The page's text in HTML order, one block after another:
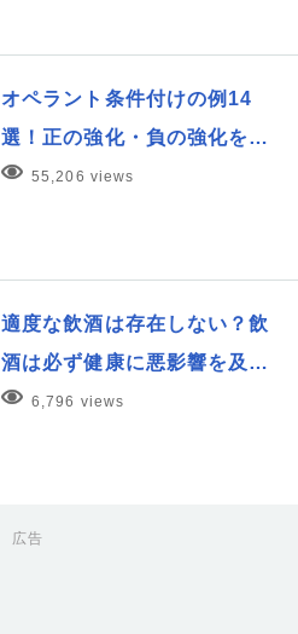
オペラント条件付けの例14
選！正の強化・負の強化を…
55,206 views
適度な飲酒は存在しない？飲
酒は必ず健康に悪影響を及…
6,796 views
広告